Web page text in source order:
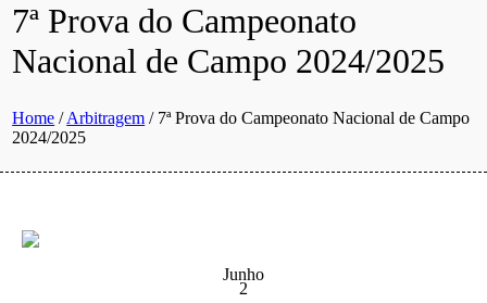
7ª Prova do Campeonato
Nacional de Campo 2024/2025
Home /Arbitragem / 7ª Prova do Campeonato Nacional de Campo
2024/2025
Junho
2